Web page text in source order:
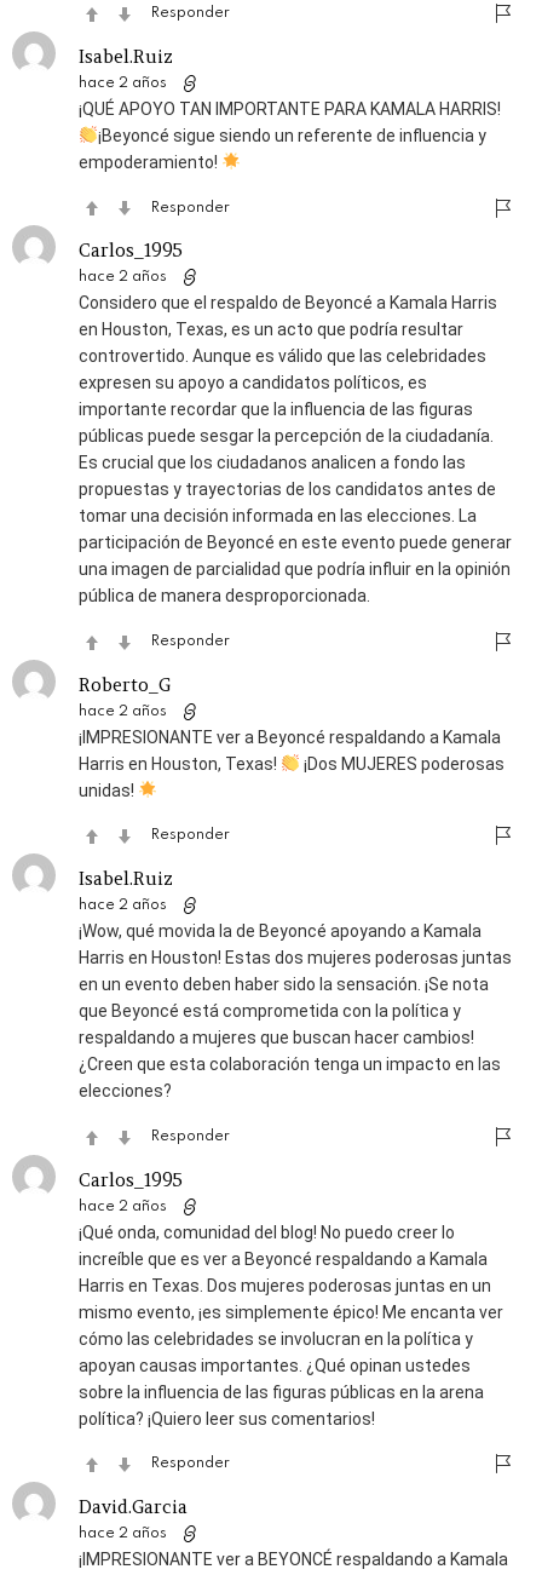
Responder
Isabel.Ruiz
hace 2 años
¡QUÉ APOYO TAN IMPORTANTE PARA KAMALA HARRIS!
¡Beyoncé sigue siendo un referente de influencia y
empoderamiento!
Responder
Carlos_1995
hace 2 años
Considero que el respaldo de Beyoncé a Kamala Harris
en Houston, Texas, es un acto que podría resultar
controvertido. Aunque es válido que las celebridades
expresen su apoyo a candidatos políticos, es
importante recordar que la influencia de las figuras
públicas puede sesgar la percepción de la ciudadanía.
Es crucial que los ciudadanos analicen a fondo las
propuestas y trayectorias de los candidatos antes de
tomar una decisión informada en las elecciones. La
participación de Beyoncé en este evento puede generar
una imagen de parcialidad que podría influir en la opinión
pública de manera desproporcionada.
Responder
Roberto_G
hace 2 años
¡IMPRESIONANTE ver a Beyoncé respaldando a Kamala
Harris en Houston, Texas!
¡Dos MUJERES poderosas
unidas!
Responder
Isabel.Ruiz
hace 2 años
¡Wow, qué movida la de Beyoncé apoyando a Kamala
Harris en Houston! Estas dos mujeres poderosas juntas
en un evento deben haber sido la sensación. ¡Se nota
que Beyoncé está comprometida con la política y
respaldando a mujeres que buscan hacer cambios!
¿Creen que esta colaboración tenga un impacto en las
elecciones?
Responder
Carlos_1995
hace 2 años
¡Qué onda, comunidad del blog! No puedo creer lo
increíble que es ver a Beyoncé respaldando a Kamala
Harris en Texas. Dos mujeres poderosas juntas en un
mismo evento, ¡es simplemente épico! Me encanta ver
cómo las celebridades se involucran en la política y
apoyan causas importantes. ¿Qué opinan ustedes
sobre la influencia de las figuras públicas en la arena
política? ¡Quiero leer sus comentarios!
Responder
David.Garcia
hace 2 años
¡IMPRESIONANTE ver a BEYONCÉ respaldando a Kamala